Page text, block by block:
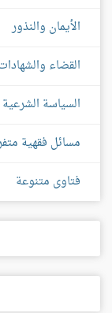
الأيمان والنذور
القضاء
السياسة الشرعية
مسائل فقهية
فتاوى متنوعة